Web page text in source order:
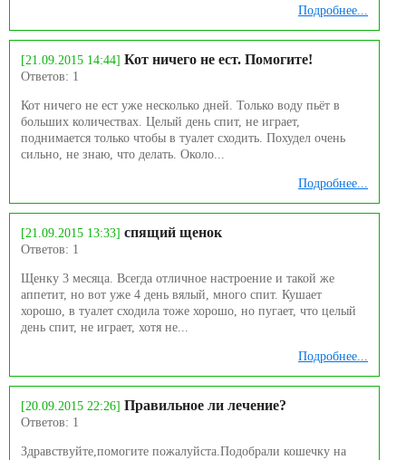
Подробнее...
[21.09.2015 14:44] Кот ничего не ест. Помогите!
Ответов: 1
Кот ничего не ест уже несколько дней. Только воду пьёт в
больших количествах. Целый день спит, не играет,
поднимается только чтобы в туалет сходить. Похудел очень
сильно, не знаю, что делать. Около...
Подробнее...
[21.09.2015 13:33] спящий щенок
Ответов: 1
Щенку 3 месяца. Всегда отличное настроение и такой же
аппетит, но вот уже 4 день вялый, много спит. Кушает
хорошо, в туалет сходила тоже хорошо, но пугает, что целый
день спит, не играет, хотя не...
Подробнее...
[20.09.2015 22:26] Правильное ли лечение?
Ответов: 1
Здравствуйте,помогите пожалуйста.Подобрали кошечку на